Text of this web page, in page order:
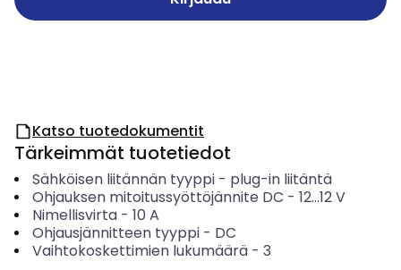
Katso tuotedokumentit
Tärkeimmät tuotetiedot
Sähköisen liitännän tyyppi- plug-in liitäntä
Ohjauksen mitoitussyöttöjännite DC - 12...12V
Nimellisvirta- 10 A
Ohjausjännitteen tyyppi- DC
Vaihtokoskettimien lukumäärä- 3